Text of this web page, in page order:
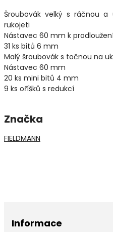
Šroubovák velký s ráčnou
rukojeti
Nástavec 60 mm k
31 ks bitů 6 mm
Malý šroubovák s točnou na
Nástavec 60 mm
20 ks mini bitů 4 mm
9 ks oříšků s redukcí
Značka
FIELDMANN
Informace